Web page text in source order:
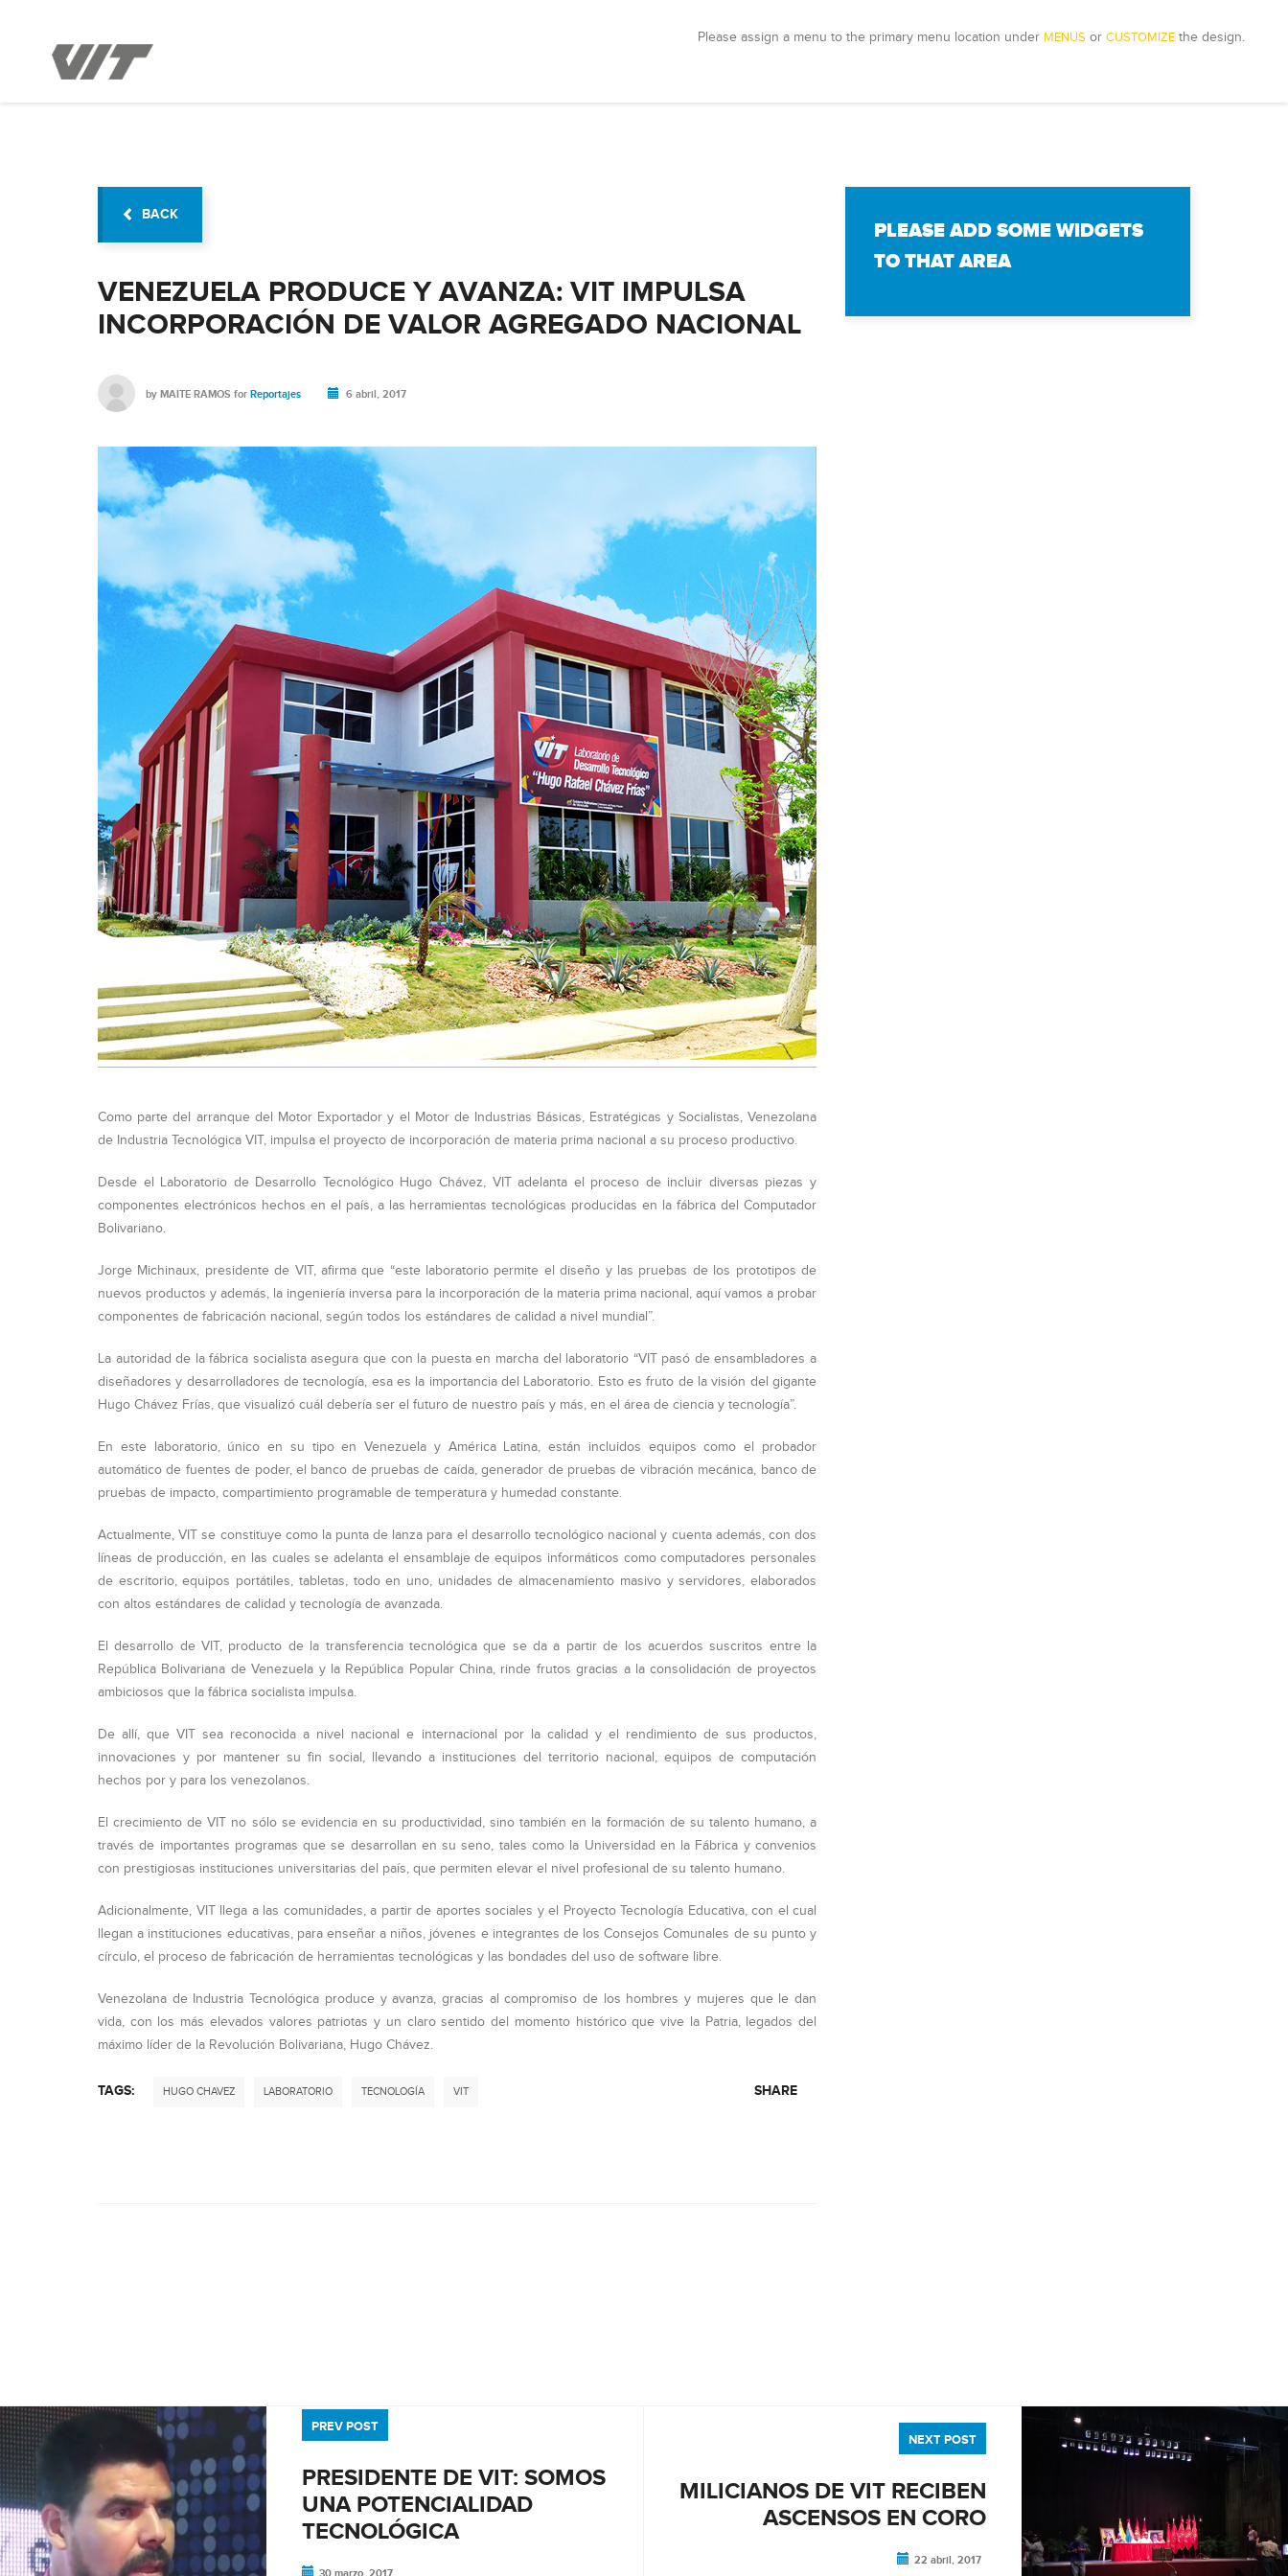
Please assign a menu to the primary menu location under MENUS or CUSTOMIZE the design.
BACK
VENEZUELA PRODUCE Y AVANZA: VIT IMPULSA
INCORPORACIÓN DE VALOR AGREGADO NACIONAL
by MAITE RAMOS for Reportajes 6 abril, 2017
Como parte del arranque del Motor Exportador y el Motor de Industrias Básicas, Estratégicas y Socialistas, Venezolana
de Industria Tecnológica VIT, impulsa el proyecto de incorporación de materia prima nacional a su proceso productivo.
Desde el Laboratorio de Desarrollo Tecnológico Hugo Chávez, VIT adelanta el proceso de incluir diversas piezas y
componentes electrónicos hechos en el país, a las herramientas tecnológicas producidas en la fábrica del Computador
Bolivariano.
Jorge Michinaux, presidente de VIT, afirma que “este laboratorio permite el diseño y las pruebas de los prototipos de
nuevos productos y además, la ingeniería inversa para la incorporación de la materia prima nacional, aquí vamos a probar
componentes de fabricación nacional, según todos los estándares de calidad a nivel mundial”.
La autoridad de la fábrica socialista asegura que con la puesta en marcha del laboratorio “VIT pasó de ensambladores a
diseñadores y desarrolladores de tecnología, esa es la importancia del Laboratorio. Esto es fruto de la visión del gigante
Hugo Chávez Frías, que visualizó cuál debería ser el futuro de nuestro país y más, en el área de ciencia y tecnología”.
En este laboratorio, único en su tipo en Venezuela y América Latina, están incluidos equipos como el probador
automático de fuentes de poder, el banco de pruebas de caída, generador de pruebas de vibración mecánica, banco de
pruebas de impacto, compartimiento programable de temperatura y humedad constante.
Actualmente, VIT se constituye como la punta de lanza para el desarrollo tecnológico nacional y cuenta además, con dos
líneas de producción, en las cuales se adelanta el ensamblaje de equipos informáticos como computadores personales
de escritorio, equipos portátiles, tabletas, todo en uno, unidades de almacenamiento masivo y servidores, elaborados
con altos estándares de calidad y tecnología de avanzada.
El desarrollo de VIT, producto de la transferencia tecnológica que se da a partir de los acuerdos suscritos entre la
República Bolivariana de Venezuela y la República Popular China, rinde frutos gracias a la consolidación de proyectos
ambiciosos que la fábrica socialista impulsa.
De allí, que VIT sea reconocida a nivel nacional e internacional por la calidad y el rendimiento de sus productos,
innovaciones y por mantener su fin social, llevando a instituciones del territorio nacional, equipos de computación
hechos por y para los venezolanos.
El crecimiento de VIT no sólo se evidencia en su productividad, sino también en la formación de su talento humano, a
través de importantes programas que se desarrollan en su seno, tales como la Universidad en la Fábrica y convenios
con prestigiosas instituciones universitarias del país, que permiten elevar el nivel profesional de su talento humano.
Adicionalmente, VIT llega a las comunidades, a partir de aportes sociales y el Proyecto Tecnología Educativa, con el cual
llegan a instituciones educativas, para enseñar a niños, jóvenes e integrantes de los Consejos Comunales de su punto y
círculo, el proceso de fabricación de herramientas tecnológicas y las bondades del uso de software libre.
Venezolana de Industria Tecnológica produce y avanza, gracias al compromiso de los hombres y mujeres que le dan
vida, con los más elevados valores patriotas y un claro sentido del momento histórico que vive la Patria, legados del
máximo líder de la Revolución Bolivariana, Hugo Chávez.
TAGS: HUGO CHAVEZ LABORATORIO TECNOLOGÍA VIT SHARE
PLEASE ADD SOME WIDGETS
TO THAT AREA
PREV POST
PRESIDENTE DE VIT: SOMOS
UNA POTENCIALIDAD
TECNOLÓGICA
NEXT POST
MILICIANOS DE VIT RECIBEN
ASCENSOS EN CORO
22 abril, 2017